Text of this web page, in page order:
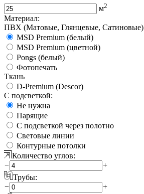
м2
Материал:
ПВХ (Матовые, Глянцевые, Сатиновые)
MSD Premium (белый)
MSD Premium (цветной)
Pongs (белый)
Фотопечать
Ткань
D-Premium (Descor)
С подсветкой:
Не нужна
Парящие
С подсветкой через полотно
Световые линии
Контурные потолки
Количество углов:
−
+
Трубы:
−
+